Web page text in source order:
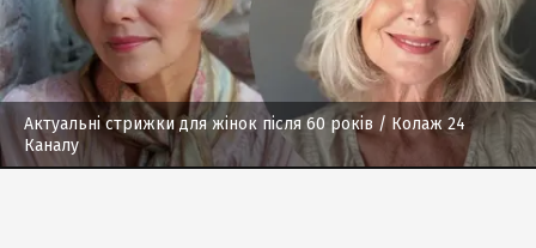
Актуальні стрижки для жінок після 60 років / Колаж 24
Каналу